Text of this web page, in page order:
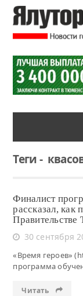
Теги-
Финалист
рассказал, как
Правительстве
30 сентября
«Время героев»
программа
Читать